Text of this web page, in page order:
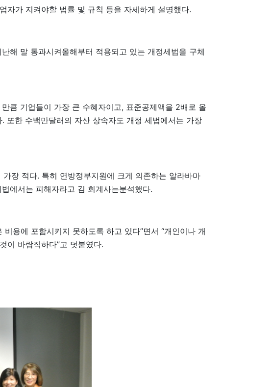
자가 지켜야할 법률 및 규칙 등을 자세하게 설명했다.
해 말 통과시켜올해부터 적용되고 있는 개정세법을 구체
큼 기업들이 가장 큰 수혜자이고, 표준공제액을 2배로 올
또한 수백만달러의 자산 상속자도 개정 세법에서는 가장
장 적다. 특히 연방정부지원에 크게 의존하는 알라바마
에서는 피해자라고 김 회계사는분석했다.
용에 포함시키지 못하도록 하고 있다”면서 “개인이나 개
이 바람직하다”고 덧붙였다.